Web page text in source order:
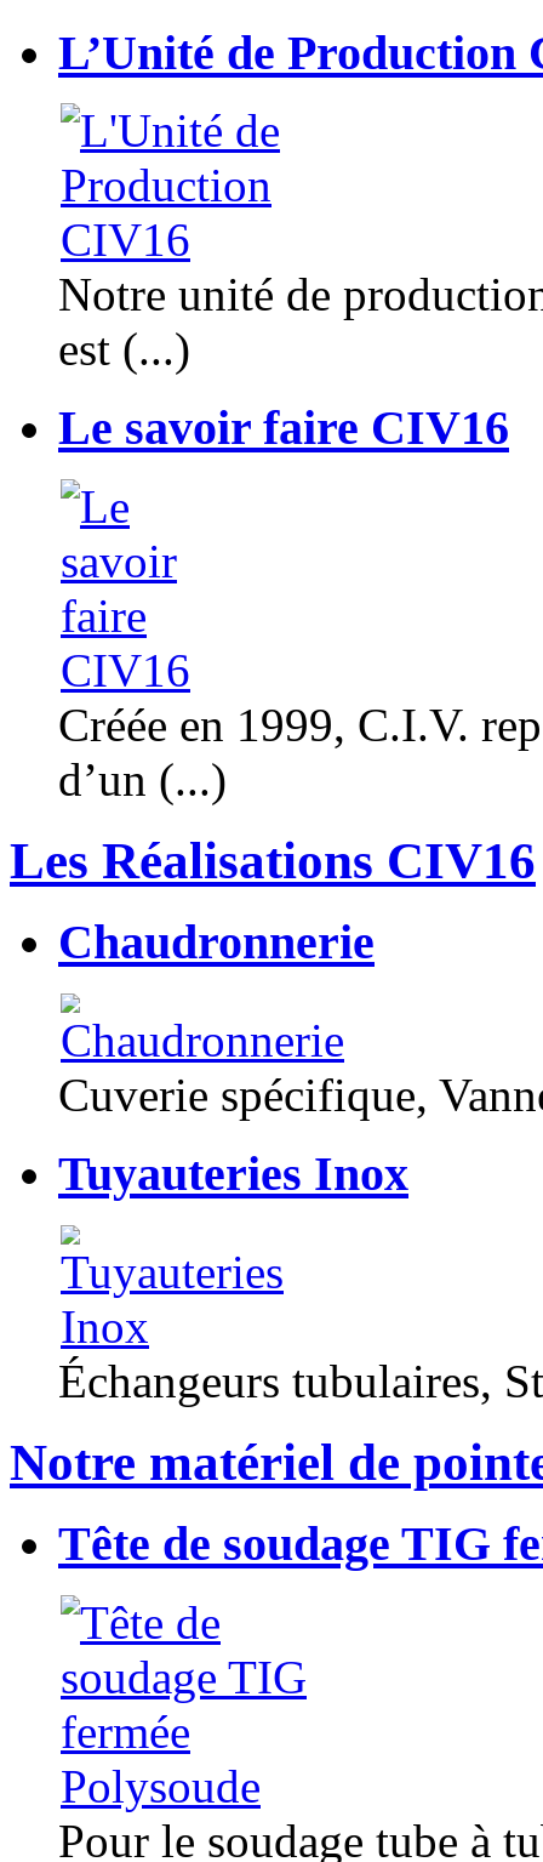
L’Unité de Production
Notre unité de
est (...)
Le savoir faire CIV16
Créée en 1999, C.I.V.
d’un (...)
Les Réalisations CIV16
Chaudronnerie
Cuverie spécifique,
Tuyauteries Inox
Échangeurs tubulaires,
Notre matériel de
Tête de soudage TIG
Pour le soudage tube à